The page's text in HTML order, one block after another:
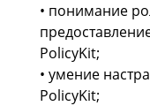
• понимание
PolicyKit;
• умение
PolicyKit;